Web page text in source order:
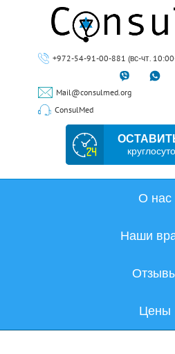
+972-54-91-00-881 (вс-чт.
Mail@consulmed.org
ConsulMed
О нас
Наши
Цены